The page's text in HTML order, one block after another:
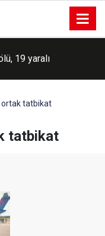
19 yaralı
ortak tatbikat
tatbikat